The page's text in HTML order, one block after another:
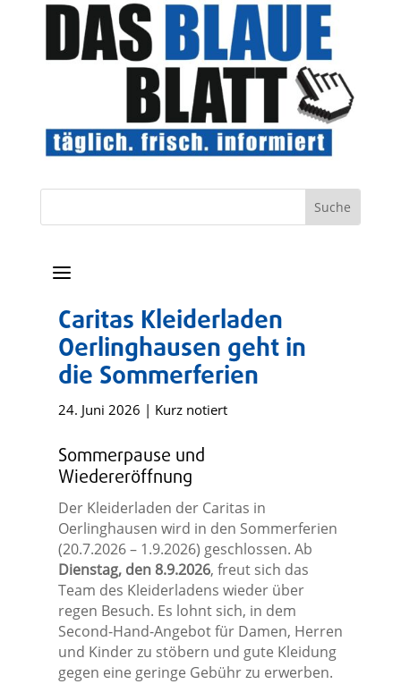
a
Caritas Kleiderladen
Oerlinghausen geht in
die Sommerferien
24. Juni 2026 | Kurz notiert
Sommerpause und
Wiedereröffnung
Der Kleiderladen der Caritas in
Oerlinghausen wird in den Sommerferien
(20.7.2026 – 1.9.2026) geschlossen. Ab
Dienstag, den 8.9.2026, freut sich das
Team des Kleiderladens wieder über
regen Besuch. Es lohnt sich, in dem
Second-Hand-Angebot für Damen, Herren
und Kinder zu stöbern und gute Kleidung
gegen eine geringe Gebühr zu erwerben.